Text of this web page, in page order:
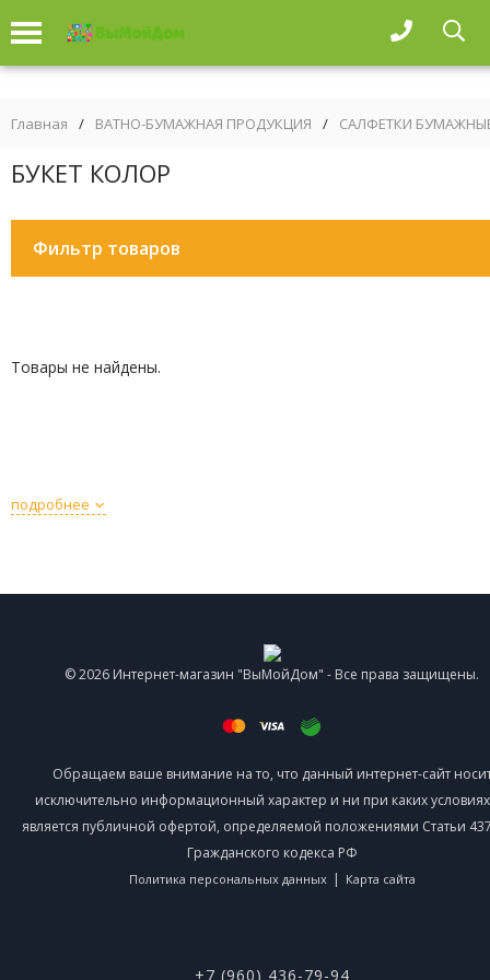
Главная / ВАТНО-БУМАЖНАЯ ПРОДУКЦИЯ / САЛФЕТКИ
БУКЕТ КОЛОР
Фильтр товаров
Товары не найдены.
подробнее
© 2026 Интернет-магазин "ВыМойДом" - Все права защищены.
Обращаем ваше внимание на то, что данный интернет-сайт
исключительно информационный характер и ни при каких
является публичной офертой, определяемой положениями Статьи
Гражданского кодекса РФ
Политика персональных данных | Карта сайта
+7 (960) 436-79-94